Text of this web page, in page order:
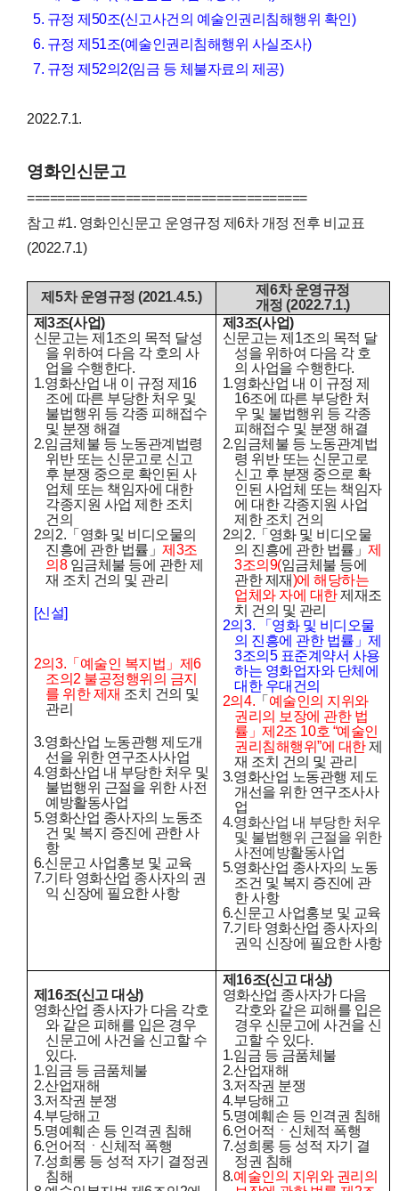
5. 규정 제50조(신고사건의 예술인권리침해행위 확인)
6. 규정 제51조(예술인권리침해행위 사실조사)
7. 규정 제52의2(임금 등 체불자료의 제공)
2022.7.1.
영화인신문고
=====================================
참고 #1. 영화인신문고 운영규정 제6차 개정 전후 비교표
(2022.7.1)
제 5차 운영규정 (2021.4.5.) 제 6차 운영규정
개정(2022.7.1.)
제3조(사업)
신문고는 제 1조의 목적 달성
을 위하여 다음 각 호의 사
업을 수행한다.
1.영화산업 내 이 규정 제 16
조에 따른 부당한 처우 및
불법행위 등 각종 피해접수
및 분쟁 해결
2.임금체불 등 노동관계법령
위반 또는 신문고로 신고
후 분쟁 중으로 확인된 사
업체 또는 책임자에 대한
각종지원 사업 제한 조치
건의
2의 2. 「 영화 및 비디오물의
진흥에 관한 법률 」제 3조
의 8 임금체불 등에 관한 제
재 조치 건의 및 관리
[신설]
2의 3. 「 예술인 복지법 」 제6
조의 2 불공정행위의 금지
를 위한 제재 조치 건의 및
관리
3.영화산업 노동관행 제도개
선을 위한 연구조사사업
4.영화산업 내 부당한 처우 및
불법행위 근절을 위한 사전
예방활동사업
5.영화산업 종사자의 노동조
건 및 복지 증진에 관한 사
항
6.신문고 사업홍보 및 교육
7.기타 영화산업 종사자의 권
익 신장에 필요한 사항
제3조(사업)
신문고는 제 1조의 목적 달
성을 위하여 다음 각 호
의 사업을 수행한다.
1.영화산업 내 이 규정 제
16조에 따른 부당한 처
우 및 불법행위 등 각종
피해접수 및 분쟁 해결
2.임금체불 등 노동관계법
령 위반 또는 신문고로
신고 후 분쟁 중으로 확
인된 사업체 또는 책임자
에 대한 각종지원 사업
제한 조치 건의
2의 2. 「 영화 및 비디오물
의 진흥에 관한 법률 」제
3조의 9(임금체불 등에
관한 제재)에 해당하는
업체와 자에 대한제재조
치 건의 및 관리
2의 3. 「 영화 및 비디오물
의 진흥에 관한 법률 」제
3조의 5 표준계약서 사용
하는 영화업자와 단체에
대한 우대건의
2의 4. 「 예술인의 지위와
권리의 보장에 관한 법
률 」제 2조 10호 “예술인
권리침해행위”에 대한제
재 조치 건의 및 관리
3.영화산업 노동관행 제도
개선을 위한 연구조사사
업
4.영화산업 내 부당한 처우
및 불법행위 근절을 위한
사전예방활동사업
5.영화산업 종사자의 노동
조건 및 복지 증진에 관
한 사항
6.신문고 사업홍보 및 교육
7.기타 영화산업 종사자의
권익 신장에 필요한 사항
제 16조(신고 대상)
영화산업 종사자가 다음 각호
와 같은 피해를 입은 경우
신문고에 사건을 신고할 수
있다.
1.임금 등 금품체불
2.산업재해
3.저작권 분쟁
4.부당해고
5.명예훼손 등 인격권 침해
6.언어적ㆍ신체적 폭행
7.성희롱 등 성적 자기 결정권
침해
제 16조(신고 대상)
영화산업 종사자가 다음
각호와 같은 피해를 입은
경우 신문고에 사건을 신
고할 수 있다.
1.임금 등 금품체불
2.산업재해
3.저작권 분쟁
4.부당해고
5.명예훼손 등 인격권 침해
6.언어적ㆍ신체적 폭행
7.성희롱 등 성적 자기 결
정권 침해
8.예술인의 지위와 권리의